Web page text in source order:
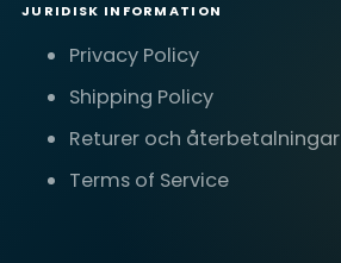
JURIDISK INFORMATION
Privacy Policy
Shipping Policy
Returer och återbetalningar
Terms of Service